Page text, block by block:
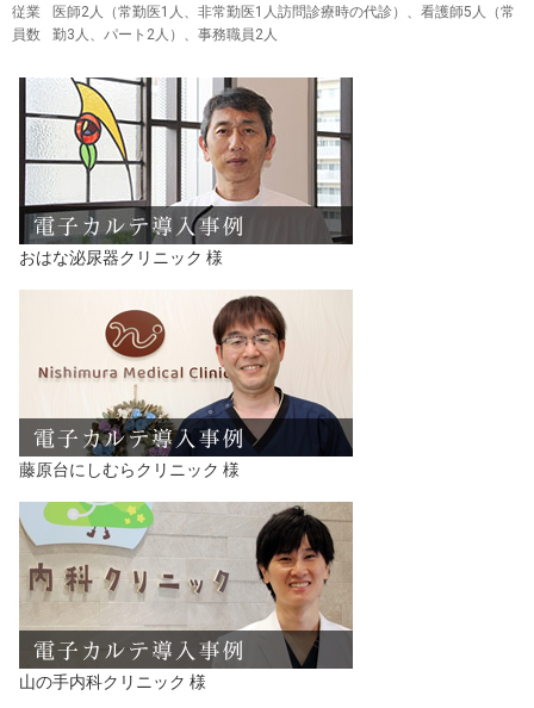
従業
員数
医師2人（常勤医1人、非常勤医1人訪問診療時の代診）、看護師5人（常
勤3人、パート2人）、事務職員2人
おはな泌尿器クリニック 様
藤原台にしむらクリニック 様
山の手内科クリニック 様